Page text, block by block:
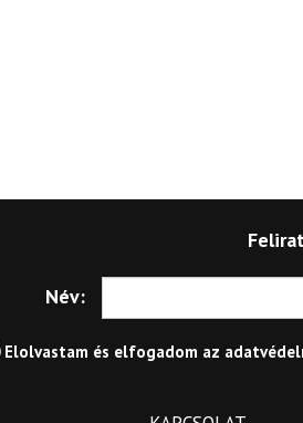
Név:
Elolvastam és elfogadom az